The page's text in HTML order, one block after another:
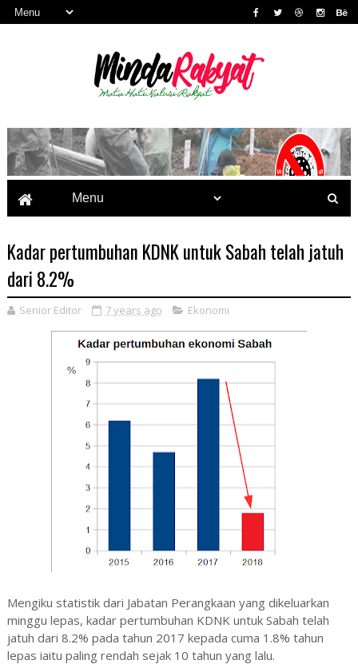
Kadar pertumbuhan KDNK untuk Sabah telah jatuh
dari 8.2%
Senior Editor 7 years ago Ekonomi
Mengiku statistik dari Jabatan Perangkaan yang dikeluarkan
minggu lepas, kadar pertumbuhan KDNK untuk Sabah telah
jatuh dari 8.2% pada tahun 2017 kepada cuma 1.8% tahun
lepas iaitu paling rendah sejak 10 tahun yang lalu.